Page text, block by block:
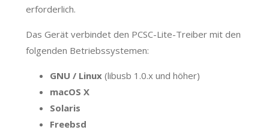
erforderlich.
Das Gerät verbindet den PCSC-Lite-Treiber mit den
folgenden Betriebssystemen:
GNU / Linux(libusb 1.0.x und höher)
macOS X
Solaris
Freebsd